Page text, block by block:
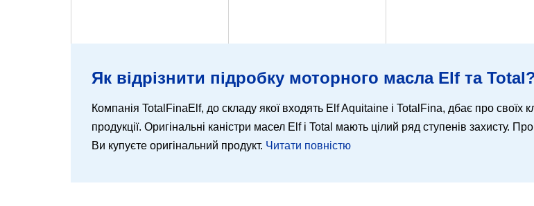
Як відрізнити підробку моторного масла Elf та
Компанія TotalFinaElf, до складу якої входять Elf Aquitaine і TotalFina, дбає про своїх
продукції. Оригінальні каністри масел Elf і Total мають цілий ряд ступенів
Ви купуєте оригінальний продукт. Читати повністю